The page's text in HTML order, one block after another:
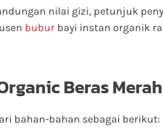
nilai gizi, petunjuk
bubur bayi instan organik
Beras Merah
bahan-bahan sebagai berikut: